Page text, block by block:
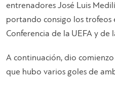
entrenadores José Luis
portando consigo los trofeos
Conferencia de la UEFA y de
A continuación, dio
que hubo varios goles de